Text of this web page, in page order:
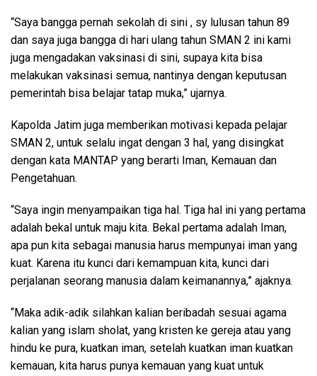
“Saya bangga pernah sekolah di sini , sy lulusan tahun 89
dan saya juga bangga di hari ulang tahun SMAN 2 ini kami
juga mengadakan vaksinasi di sini, supaya kita bisa
melakukan vaksinasi semua, nantinya dengan keputusan
pemerintah bisa belajar tatap muka,” ujarnya.
Kapolda Jatim juga memberikan motivasi kepada pelajar
SMAN 2, untuk selalu ingat dengan 3 hal, yang disingkat
dengan kata MANTAP yang berarti Iman, Kemauan dan
Pengetahuan.
“Saya ingin menyampaikan tiga hal. Tiga hal ini yang pertama
adalah bekal untuk maju kita. Bekal pertama adalah Iman,
apa pun kita sebagai manusia harus mempunyai iman yang
kuat. Karena itu kunci dari kemampuan kita, kunci dari
perjalanan seorang manusia dalam keimanannya,” ajaknya.
“Maka adik-adik silahkan kalian beribadah sesuai agama
kalian yang islam sholat, yang kristen ke gereja atau yang
hindu ke pura, kuatkan iman, setelah kuatkan iman kuatkan
kemauan, kita harus punya kemauan yang kuat untuk